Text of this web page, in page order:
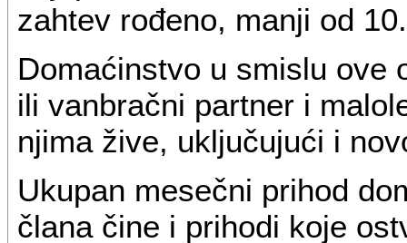
zahtev rođeno, manji od
Domaćinstvo u smislu ove
ili vanbračni partner i
njima žive, uključujući i
Ukupan mesečni prihod
člana čine i prihodi koje